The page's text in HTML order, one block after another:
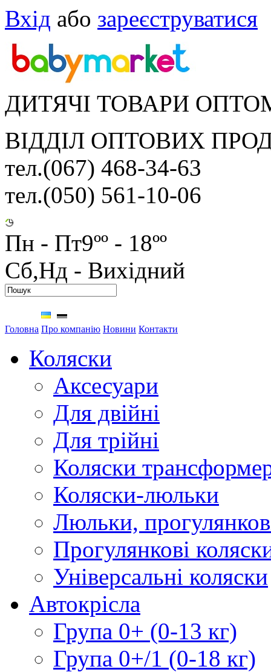
Вхід або зареєструватися
ДИТЯЧІ ТОВАРИ
ВІДДІЛ ОПТОВИХ
тел.(067) 468-34-63
тел.(050) 561-10-06
Пн - Пт9ºº - 18ºº
Сб,Нд - Вихідний
Головна Про компанію Новини Контакти
Коляски
Аксесуари
Для двійні
Для трійні
Коляски
Коляски-люльки
Люльки,
Прогулянкові
Універсальні коляски
Автокрісла
Група 0+ (0-13 кг)
Група 0+/1 (0-18 кг)